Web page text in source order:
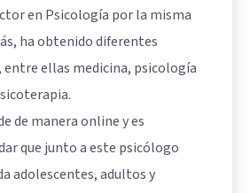
en Psicología por la misma
ha obtenido diferentes
entre ellas medicina, psicología
de manera online y es
que junto a este psicólogo
adolescentes, adultos y